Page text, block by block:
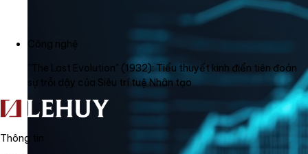
Công nghệ
"The Last Evolution" (1932): Tiểu thuyết kinh điển tiên đoán
sự trỗi dậy của Siêu trí tuệ Nhân tạo
Thông tin